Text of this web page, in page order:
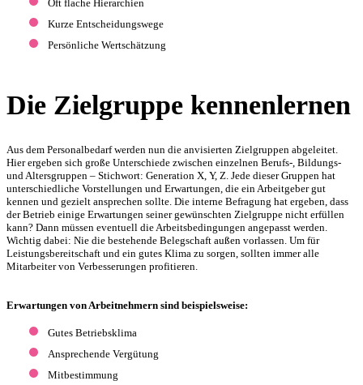
Oft flache Hierarchien
Kurze Entscheidungswege
Persönliche Wertschätzung
Die Zielgruppe kennenlernen
Aus dem Personalbedarf werden nun die anvisierten Zielgruppen abgeleitet.
Hier ergeben sich große Unterschiede zwischen einzelnen Berufs-, Bildungs-
und Altersgruppen – Stichwort: Generation X, Y, Z. Jede dieser Gruppen hat
unterschiedliche Vorstellungen und Erwartungen, die ein Arbeitgeber gut
kennen und gezielt ansprechen sollte. Die interne Befragung hat ergeben, dass
der Betrieb einige Erwartungen seiner gewünschten Zielgruppe nicht erfüllen
kann? Dann müssen eventuell die Arbeitsbedingungen angepasst werden.
Wichtig dabei: Nie die bestehende Belegschaft außen vorlassen. Um für
Leistungsbereitschaft und ein gutes Klima zu sorgen, sollten immer alle
Mitarbeiter von Verbesserungen profitieren.
Erwartungen von Arbeitnehmern sind beispielsweise:
Gutes Betriebsklima
Ansprechende Vergütung
Mitbestimmung